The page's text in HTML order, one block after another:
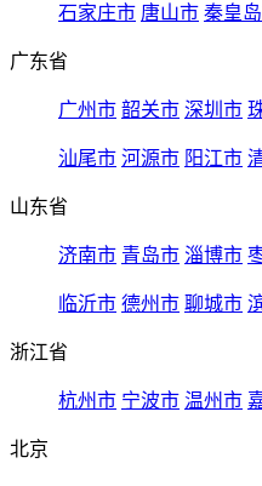
石家庄市 唐山市 秦皇
广东省
广州市 韶关市 深圳市
汕尾市 河源市 阳江市
山东省
济南市 青岛市 淄博市
临沂市 德州市 聊城市
浙江省
杭州市 宁波市 温州市
北京